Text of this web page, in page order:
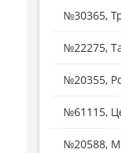
№30365,
№22275,
№20355,
№61115,
№20588,